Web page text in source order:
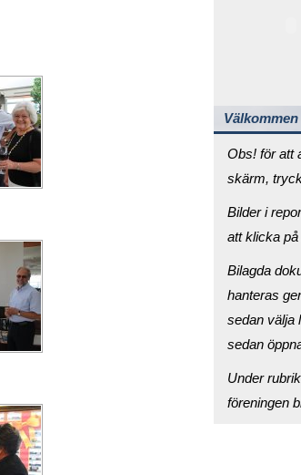
Obs! för att
skärm,
Bilder i
att klicka på
Bilagda
hanteras
sedan välja
sedan
Under
föreningen